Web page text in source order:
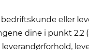
eller
dine i punkt 2.2